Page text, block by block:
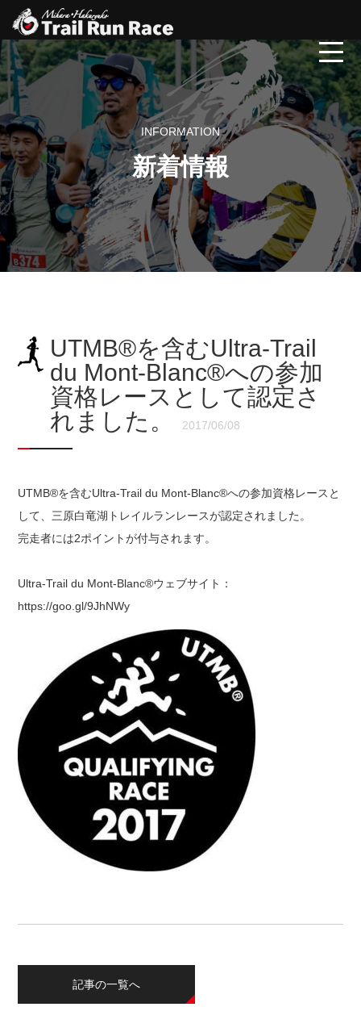
INFORMATION
新着情報
UTMB®を含むUltra-Trail
du Mont-Blanc®への参加
資格レースとして認定さ
れました。
2017/06/08
UTMB®を含むUltra-Trail du Mont-Blanc®への参加資格レースと
して、三原白竜湖トレイルランレースが認定されました。
完走者には2ポイントが付与されます。
Ultra-Trail du Mont-Blanc®ウェブサイト：
https://goo.gl/9JhNWy
記事の一覧へ